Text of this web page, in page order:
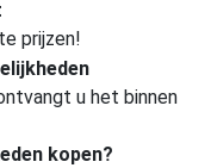
prijzen!
u het binnen
kopen?